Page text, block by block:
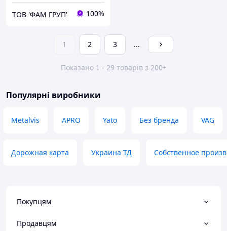
ТОВ 'ФАМ ГРУП' 100%
1 2 3 ...
Показано 1 - 29 товарів з 200+
Популярні виробники
Metalvis APRO Yato Без бренда VAG
Дорожная карта Украина ТД Собственное
Покупцям
Продавцям